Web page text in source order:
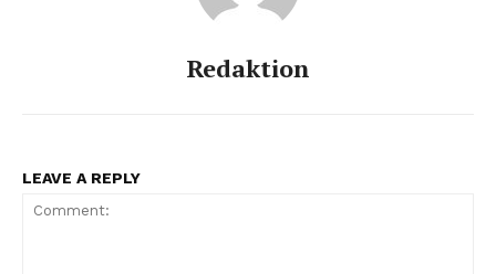
Redaktion
LEAVE A REPLY